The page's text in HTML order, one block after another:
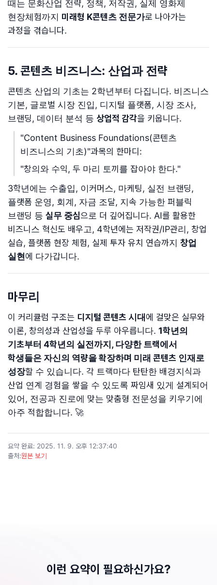
때는 문화산업 전략, 정책, 저작권, 실제 영화제
현장체험까지 미래형 K콘텐츠 전문가로 나아가는
과정을 겪습니다.
5. 콘텐츠 비즈니스: 산업과 전략
콘텐츠 산업의 기초는 2학년부터 다집니다. 비즈니스
기본, 글로벌 시장 진입, 디지털 플랫폼, 시장 조사,
브랜딩, 데이터 분석 등 상업적 감각을 키웁니다.
"Content Business Foundations(콘텐츠
비즈니스의 기초)"과목의 한마디:
"창의와 수익, 두 마리 토끼를 잡아야 한다."
3학년에는 수출입, 이커머스, 마케팅, 실전 브랜딩,
플랫폼 운영, 회계, 자금 조달, 지속 가능한 퍼블릭
브랜딩 등 실무 중심으로 더 깊어집니다. AI를 활용한
비즈니스 혁신도 배우고, 4학년에는 저작권/IP관리, 창업
실습, 플랫폼 현장 체험, 실제 투자 유치 연습까지 창업
실현 에 다가갑니다.
마무리
이 커리큘럼 구조는 디지털 콘텐츠 시대 에 걸맞은 실무와
이론, 창의성과 산업성을 두루 아우릅니다. 1학년의
기초부터 4학년의 실전까지, 다양한 트랙에서
학생들은 자신의 역량을 확장하며 미래 콘텐츠 인재로
성장할 수 있습니다. 각 트랙마다 탄탄한 배경지식과
산업 연계 경험을 쌓을 수 있도록 짜임새 있게 설계되어
있어, 전공과 진로에 맞는 맞춤형 전문성을 키우기에
아주 적합합니다. 🚀
요약 완료: 2025. 11. 9. 오후 12:37:40
출처:원본 보기
이런 요약이 필요하신가요?